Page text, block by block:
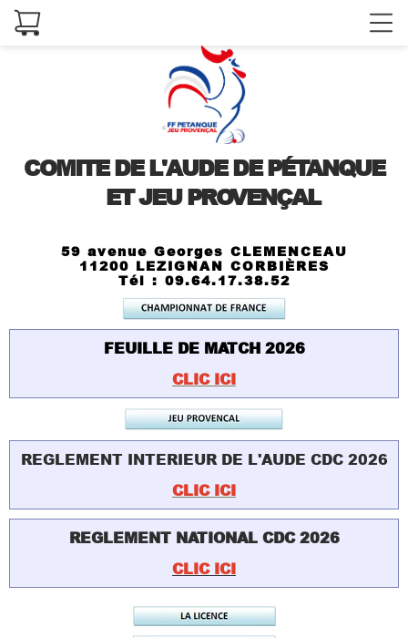
COMITE DE L'AUDE DE PÉTANQUE
ET JEU PROVENÇAL
59 avenue Georges CLEMENCEAU
11200 LEZIGNAN CORBIÈRES
Tél : 09.64.17.38.52
FEUILLE DE MATCH 2026
CLIC ICI
REGLEMENT INTERIEUR DE L'AUDE CDC 2026
CLIC ICI
REGLEMENT NATIONAL CDC 2026
CLIC ICI